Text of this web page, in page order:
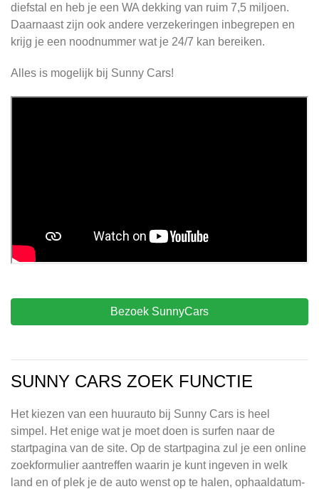
diefstal en heb je een WA dekking van ruim 7,5 miljoen.
Daarnaast zijn ook andere verzekeringen inbegrepen en
krijg je een noodnummer wat je 24/7 kan bereiken.
Alles is mogelijk bij Sunny Cars!
Bezoek SunnyCars
SUNNY CARS ZOEK FUNCTIE
Het kiezen van een huurauto bij Sunny Cars is heel
simpel. Het enige wat je moet doen is surfen naar de
startpagina van de site. Op de startpagina zul je een online
zoekformulier aantreffen waarin je kunt ingeven in welk
land en of plek je de auto wenst op te halen, ophaaldatum-